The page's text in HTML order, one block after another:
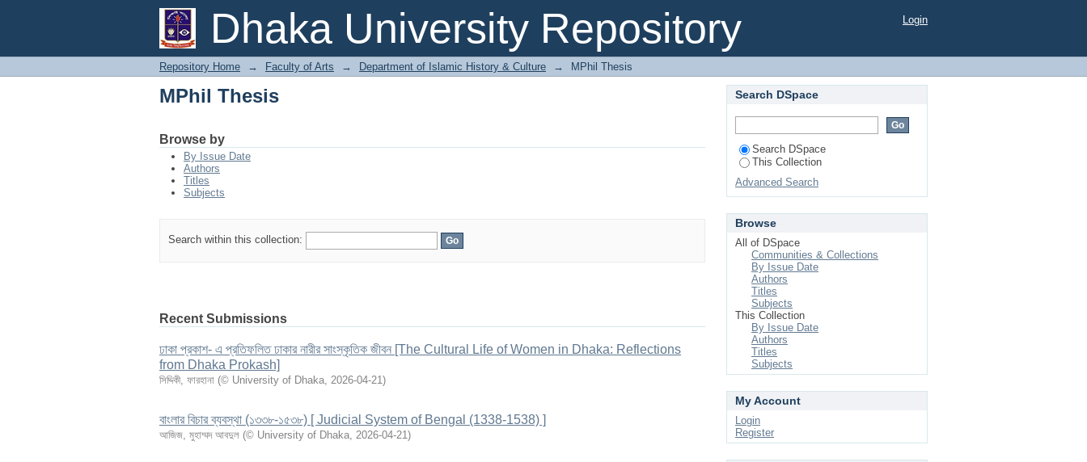
Dhaka University Repository
MPhil Thesis Login
Repository Home → Faculty of Arts → Department of Islamic History & Culture → MPhil Thesis
MPhil Thesis
Browse by
By Issue Date
Authors
Titles
Subjects
Search within this collection:
Recent Submissions
ঢাকা প্রকাশ- এ প্রতিফলিত ঢাকার নারীর সাংস্কৃতিক জীবন [The Cultural Life of Women in Dhaka: Reflections
from Dhaka Prokash]
সিদ্দিকী, ফারহানা (© University of Dhaka, 2026-04-21)
বাংলার বিচার ব্যবস্থা (১৩৩৮-১৫৩৮) [ Judicial System of Bengal (1338-1538) ]
আজিজ, মুহাম্মদ আবদুল (© University of Dhaka, 2026-04-21)
Search DSpace
Search DSpace
This Collection
Advanced Search
Browse
All of DSpace
Communities & Collections
By Issue Date
Authors
Titles
Subjects
This Collection
By Issue Date
Authors
Titles
Subjects
My Account
Login
Register